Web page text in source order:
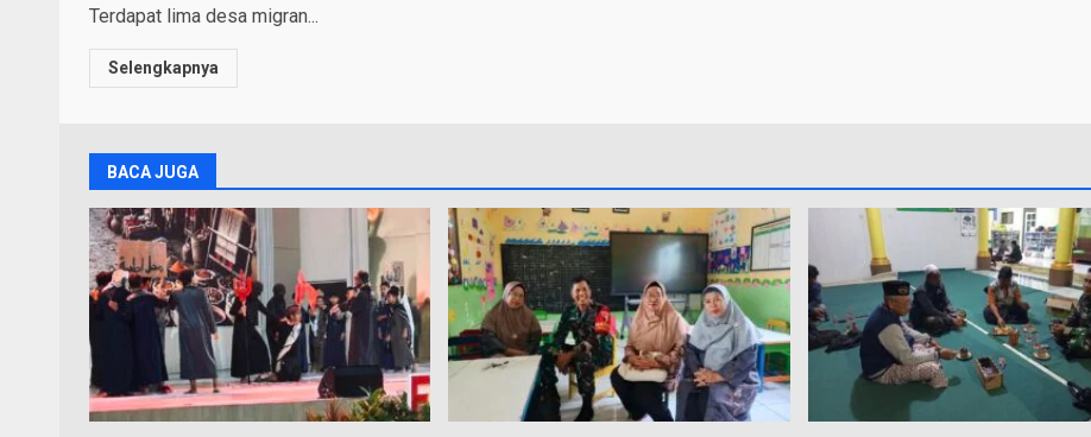
Terdapat lima desa migran...
Selengkapnya
BACA JUGA